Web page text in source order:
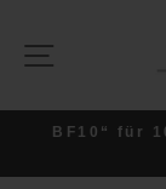
zum
Inhalt
BF10“ für